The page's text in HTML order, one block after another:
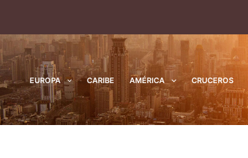
EUROPA CARIBE AMÉRICA CRUCEROS